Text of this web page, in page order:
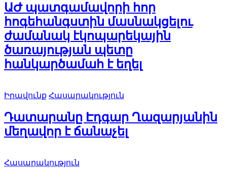
ԱԺ պատգամավորի հոր
հոգեհանգստին մասնակցելու
ժամանակ էկոպարեկային
ծառայության պետը
հանկարծամահ է եղել
Իրավունք Հասարակություն
Դատարանը Էդգար Ղազարյանին
մեղավոր է ճանաչել
Հասարակություն